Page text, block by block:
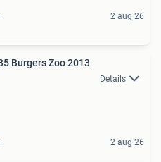
2 aug 26
Burgers Zoo 2013
Details
2 aug 26